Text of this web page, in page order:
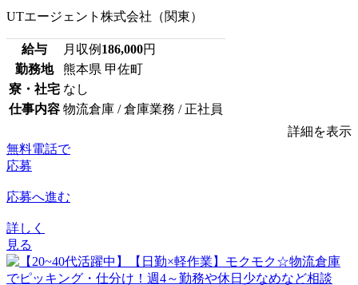
UTエージェント株式会社（関東）
給与 月収例 186,000円
勤務地
熊本県 甲佐町
寮・社宅 なし
仕事内容 物流倉庫 / 倉庫業務 / 正社員
詳細を表示
無料電話で
応募
応募へ進む
詳しく
見る